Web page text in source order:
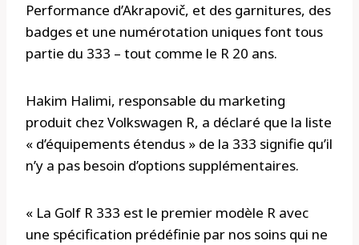
Performance d’Akrapovič, et des garnitures, des
badges et une numérotation uniques font tous
partie du 333 – tout comme le R 20 ans.
Hakim Halimi, responsable du marketing
produit chez Volkswagen R, a déclaré que la liste
« d’équipements étendus » de la 333 signifie qu’il
n’y a pas besoin d’options supplémentaires.
« La Golf R 333 est le premier modèle R avec
une spécification prédéfinie par nos soins qui ne